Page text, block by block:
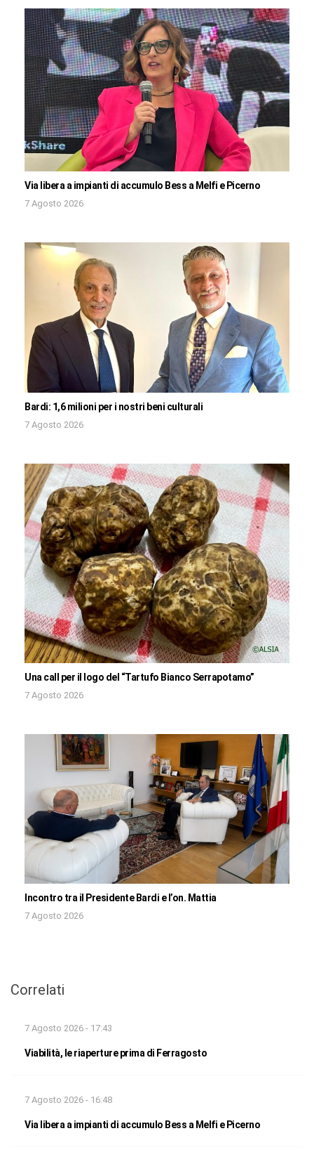
Via libera a impianti di accumulo Bess a Melfi e Picerno
7 Agosto 2026
Bardi: 1,6 milioni per i nostri beni culturali
7 Agosto 2026
Una call per il logo del “Tartufo Bianco Serrapotamo”
7 Agosto 2026
Incontro tra il Presidente Bardi e l’on. Mattia
7 Agosto 2026
Correlati
7 Agosto 2026 - 17:43
Viabilità, le riaperture prima di Ferragosto
7 Agosto 2026 - 16:48
Via libera a impianti di accumulo Bess a Melfi e Picerno